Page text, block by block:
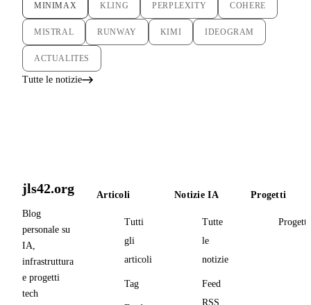
MINIMAX KLING PERPLEXITY COHERE
MISTRAL RUNWAY KIMI IDEOGRAM
ACTUALITES
Tutte le notizie
jls42.org
Blog
personale su
IA,
infrastruttura
e progetti
tech
Articoli
Tutti
gli
articoli
Tag
Notizie IA
Tutte
le
notizie
Feed
RSS
Progetti
Progetti